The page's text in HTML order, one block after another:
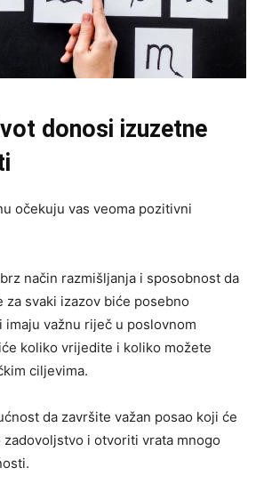
donosi izuzetne
očekuju vas veoma pozitivni
način razmišljanja i sposobnost da
svaki izazov biće posebno
imaju važnu riječ u poslovnom
koliko vrijedite i koliko možete
ciljevima.
da završite važan posao koji će
i otvoriti vrata mnogo